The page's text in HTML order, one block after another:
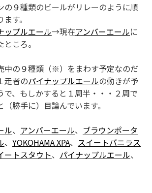
の９種類のビールがリレーのように順
す。
ップルエール→現在アンバーエールに
ころ。
中の９種類（※）をまわす予定なのだ
走者のパイナップルエールの動きが予
で、もしかすると１周半・・・２周で
勝手に）目論んでいます。
ル、 アンバーエール、 ブラウンポータ
、 YOKOHAMA XPA、 スイートバニラス
ートスタウト、 パイナップルエール、